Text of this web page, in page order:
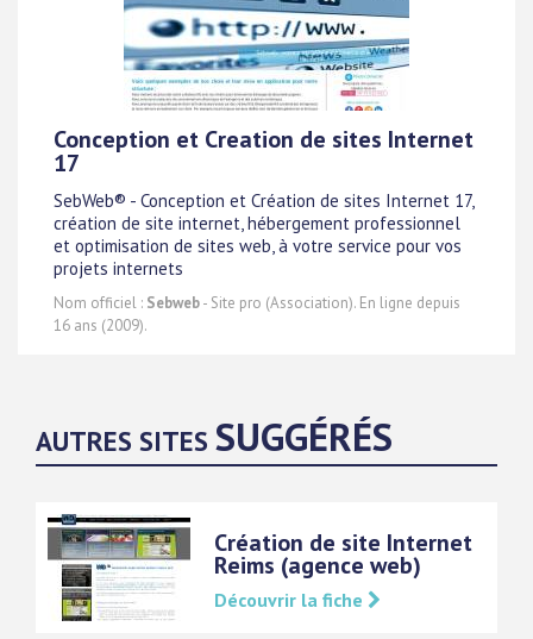
Conception et Creation de sites Internet
17
SebWeb® - Conception et Création de sites Internet 17,
création de site internet, hébergement professionnel
et optimisation de sites web, à votre service pour vos
projets internets
Nom officiel : Sebweb- Site pro (Association). En ligne depuis
16 ans (2009).
AUTRES SITES SUGGÉRÉS
Création de site Internet
Reims (agence web)
Découvrir la fiche